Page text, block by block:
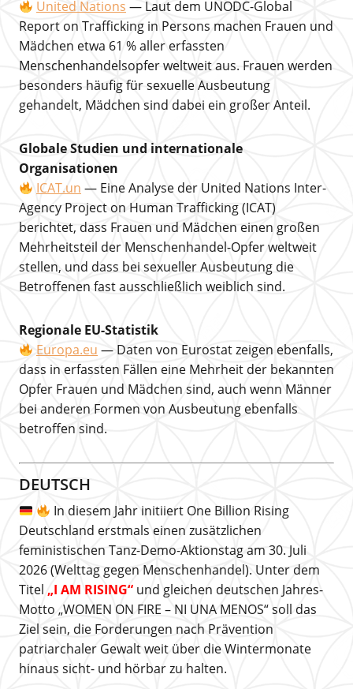
United Nations — Laut dem UNODC-Global
Report on Trafficking in Persons machen Frauen und
Mädchen etwa 61 % aller erfassten
Menschenhandelsopfer weltweit aus. Frauen werden
besonders häufig für sexuelle Ausbeutung
gehandelt, Mädchen sind dabei ein großer Anteil.
Globale Studien und internationale
Organisationen
ICAT.un — Eine Analyse der United Nations Inter-
Agency Project on Human Trafficking (ICAT)
berichtet, dass Frauen und Mädchen einen großen
Mehrheitsteil der Menschenhandel-Opfer weltweit
stellen, und dass bei sexueller Ausbeutung die
Betroffenen fast ausschließlich weiblich sind.
Regionale EU-Statistik
Europa.eu — Daten von Eurostat zeigen ebenfalls,
dass in erfassten Fällen eine Mehrheit der bekannten
Opfer Frauen und Mädchen sind, auch wenn Männer
bei anderen Formen von Ausbeutung ebenfalls
betroffen sind.
DEUTSCH
In diesem Jahr initiiert One Billion Rising
Deutschland erstmals einen zusätzlichen
feministischen Tanz-Demo-Aktionstag am 30. Juli
2026 (Welttag gegen Menschenhandel). Unter dem
Titel „I AM RISING“und gleichen deutschen Jahres-
Motto „WOMEN ON FIRE – NI UNA MENOS“ soll das
Ziel sein, die Forderungen nach Prävention
patriarchaler Gewalt weit über die Wintermonate
hinaus sicht- und hörbar zu halten.